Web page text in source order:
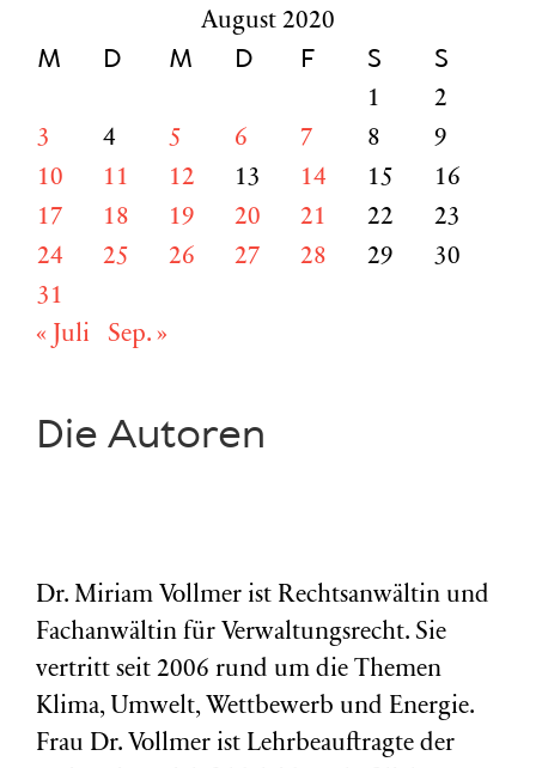
August 2020
M D M D F S S
1
2
3
4 5 6 7 8
9
10
11 12 13 14 15
16
17
18 19 20 21 22
23
24
25 26 27 28 29
30
31
« Juli
Sep. »
Die Autoren
Dr. Miriam Vollmer ist Rechtsanwältin und
Fachanwältin für Verwaltungsrecht. Sie
vertritt seit 2006 rund um die Themen
Klima, Umwelt, Wettbewerb und Energie.
Frau Dr. Vollmer ist Lehrbeauftragte der